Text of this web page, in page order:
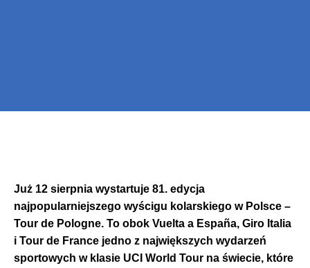
Już 12 sierpnia wystartuje 81. edycja
najpopularniejszego wyścigu kolarskiego w Polsce –
Tour de Pologne. To obok Vuelta a España, Giro Italia
i Tour de France jedno z największych wydarzeń
sportowych w klasie UCI World Tour na świecie, które